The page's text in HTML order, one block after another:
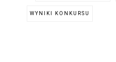
WYNIKI KONKURSU